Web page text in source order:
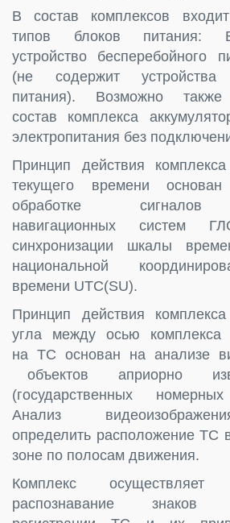
В состав комплексов
типов блоков питания:
устройство бесперебойного
(не содержит устройства
питания). Возможно
состав комплекса
электропитания без
Принцип действия
текущего времени
обработке сигналов
навигационных систем
синхронизации шкалы
национальной
времени UTC(SU).
Принцип действия
угла между осью комплекса
на ТС основан на анализе
объектов априорно
(государственных
Анализ
определить расположение ТС
зоне по полосам движения.
Комплекс осуществляет
распознавание знаков